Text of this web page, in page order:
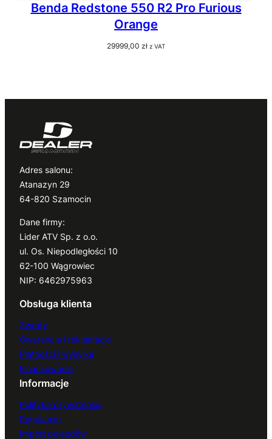
Benda Redstone 550 R2 Pro Furious
Orange
29999,00 zł z VAT
Adres salonu:
Atanazyn 29
64-820 Szamocin
Dane firmy:
Lider ATV Sp. z o.o.
ul. Os. Niepodległości 10
62-100 Wągrowiec
NIP: 6462975963
Obsługa klienta
Zwroty
Gwarancja i reklamacje
Płatności i wysyłka
Finansowanie
Informacje
Polityka prywatności
Regulamin
Import pojazdów